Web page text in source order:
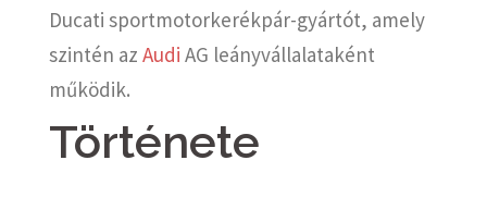
Ducati sportmotorkerékpár-gyártót, amely
szintén az Audi AG leányvállalataként
működik.
Története